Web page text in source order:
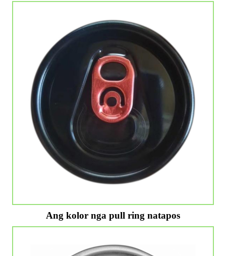
Ang kolor nga pull ring natapos